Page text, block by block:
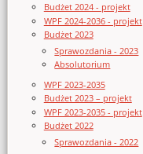
Budżet 2024 - projekt
WPF 2024-2036 - projekt
Budżet 2023
Sprawozdania - 2023
Absolutorium
WPF 2023-2035
Budżet 2023 – projekt
WPF 2023-2035 - projekt
Budżet 2022
Sprawozdania - 2022